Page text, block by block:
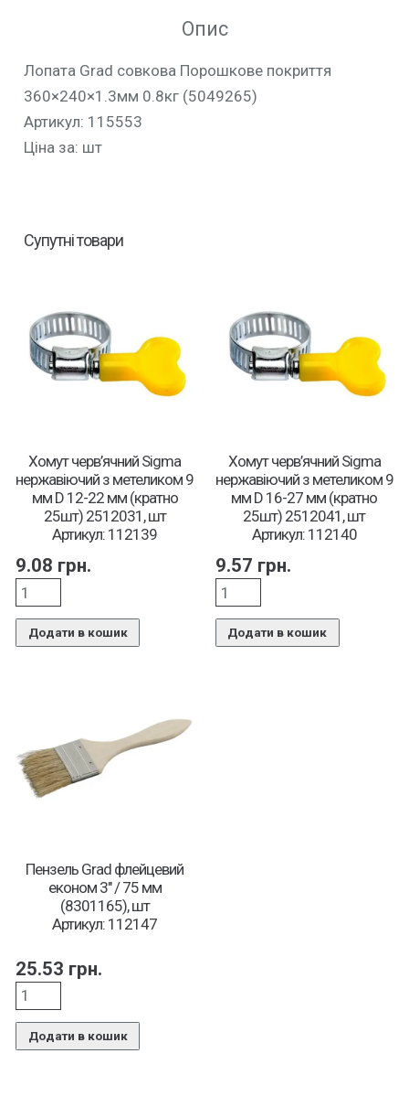
Опис
Лопата Grad совкова Порошкове покриття
360×240×1.3мм 0.8кг (5049265)
Артикул: 115553
Ціна за: шт
Супутні товари
Хомут черв’ячний Sigma
нержавіючий з метеликом 9
мм D 12-22 мм (кратно
25шт) 2512031, шт
Артикул: 112139
9.08 грн.
Додати в кошик
Хомут черв’ячний Sigma
нержавіючий з метеликом 9
мм D 16-27 мм (кратно
25шт) 2512041, шт
Артикул: 112140
9.57 грн.
Додати в кошик
Пензель Grad флейцевий
економ 3″ / 75 мм
(8301165), шт
Артикул: 112147
25.53 грн.
Додати в кошик